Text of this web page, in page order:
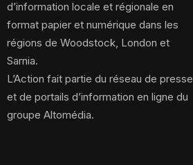
d’information locale et régionale en
format papier et numérique dans les
régions de Woodstock, London et
Sarnia.
L’Action fait partie du réseau de presse
et de portails d’information en ligne du
groupe Altomédia.